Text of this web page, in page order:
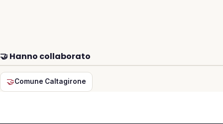
🤝 Hanno collaborato
🤝Comune Caltagirone